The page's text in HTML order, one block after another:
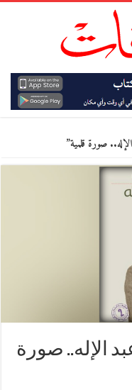
صورة قلمية”
الإله.. صورة